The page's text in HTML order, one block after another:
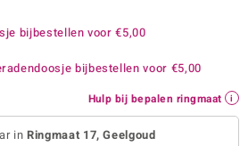
bijbestellen voor€5,00
bijbestellen voor €5,00
Hulp bij bepalen ringmaat
inRingmaat 17, Geelgoud